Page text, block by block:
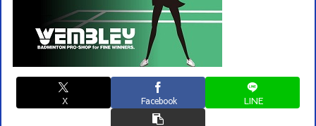
X Facebook LINE